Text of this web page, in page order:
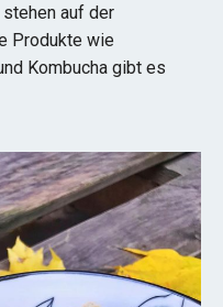
auf der
Produkte wie
Kombucha gibt es